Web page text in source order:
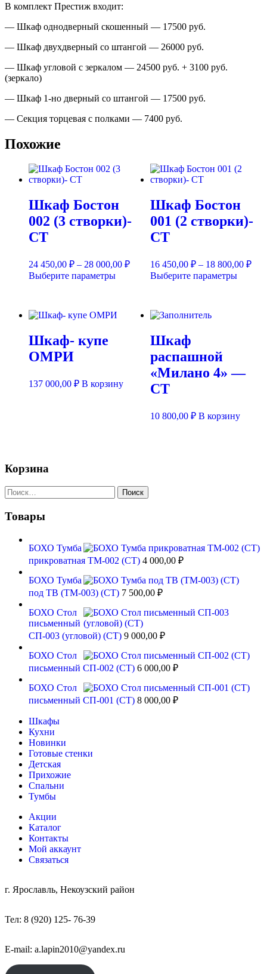
В комплект Престиж входит:
— Шкаф однодверный скошенный — 17500 руб.
— Шкаф двухдверный со штангой — 26000 руб.
— Шкаф угловой с зеркалом — 24500 руб. + 3100 руб.
(зеркало)
— Шкаф 1-но дверный со штангой — 17500 руб.
— Секция торцевая с полками — 7400 руб.
Похожие
Шкаф Бостон
002 (3 створки)-
СТ
24 450,00 ₽ – 28 000,00 ₽Диапазон
Выберите параметрыЭтот
вариаций.
странице
товара.
Шкаф Бостон
001 (2 створки)-
СТ
16 450,00 ₽ – 18 800,00 ₽
Выберите параметрыЭтот
Шкаф- купе
ОМРИ
137 000,00 ₽ В корзину
Шкаф
распашной
«Милано 4» —
СТ
10 800,00 ₽ В корзину
Корзина
Найти:
Товары
БОХО Тумба
прикроватная ТМ-002 (СТ) 4 000,00 ₽
БОХО Тумба
под ТВ (ТМ-003) (СТ) 7 500,00 ₽
БОХО Стол
письменный
СП-003 (угловой) (СТ) 9 000,00 ₽
БОХО Стол
письменный СП-002 (СТ) 6 000,00 ₽
БОХО Стол
письменный СП-001 (СТ) 8 000,00 ₽
Шкафы
Кухни
Новинки
Готовые стенки
Детская
Прихожие
Спальни
Тумбы
Акции
Каталог
Контакты
Мой аккаунт
Связаться
г. Ярославль, Некоузский район
Тел: 8 (920) 125- 76-39
E-mail: a.lapin2010@yandex.ru